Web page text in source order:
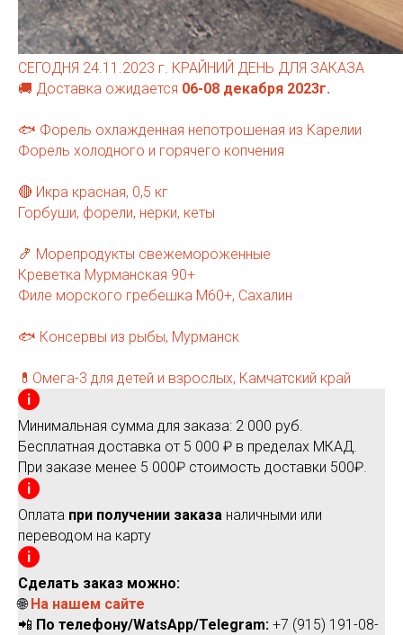
СЕГОДНЯ 24.11.2023 г. КРАЙНИЙ ДЕНЬ ДЛЯ ЗАКАЗА
🚚 Доставка ожидается 06-08 декабря 2023г.
🐟 Форель охлажденная непотрошеная из Карелии
Форель холодного и горячего копчения
🔴 Икра красная, 0,5 кг
Горбуши, форели, нерки, кеты
🍤 Морепродукты свежемороженные
Креветка Мурманская 90+
Филе морского гребешка М60+, Сахалин
🐟 Консервы из рыбы, Мурманск
💊Омега-3 для детей и взрослых, Камчатский край
Минимальная сумма для заказа: 2 000 руб.
Бесплатная доставка от 5 000 ₽ в пределах МКАД.
При заказе менее 5 000₽ стоимость доставки 500₽.
Оплата при получении заказа наличными или
переводом на карту
Сделать заказ можно:
🌐На нашем сайте
📲 По телефону/WatsApp/Telegram: +7 (915) 191-08-